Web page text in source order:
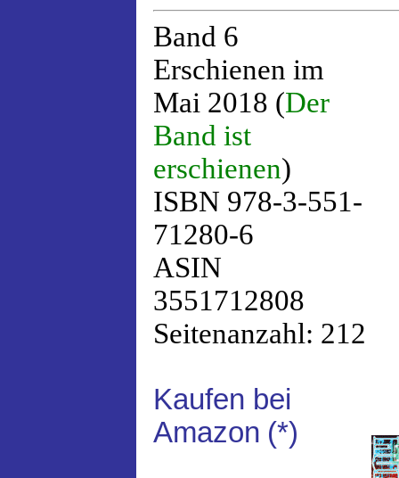
Band 6
Erschienen im
Mai 2018 (Der
Band ist
erschienen)
ISBN 978-3-551-
71280-6
ASIN
3551712808
Seitenanzahl: 212
Kaufen bei
Amazon (*)